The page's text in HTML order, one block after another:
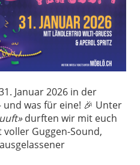
Januar 2026 in der
was für eine! 🎉 Unter
durften wir mit euch
Guggen-Sound,